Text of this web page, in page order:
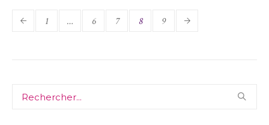
1 … 6 7 8 9